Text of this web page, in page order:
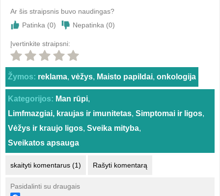
Ar šis straipsnis buvo naudingas?
Patinka (0) Nepatinka (0)
Įvertinkite straipsni:
Žymos: reklama, vėžys, Maisto papildai, onkologija
Kategorijos: Man rūpi,
Limfmazgiai, kraujas ir imunitetas, Simptomai ir ligos,
Vėžys ir kraujo ligos, Sveika mityba,
Sveikatos apsauga
skaityti komentarus (1) Rašyti komentarą
Pasidalinti su draugais